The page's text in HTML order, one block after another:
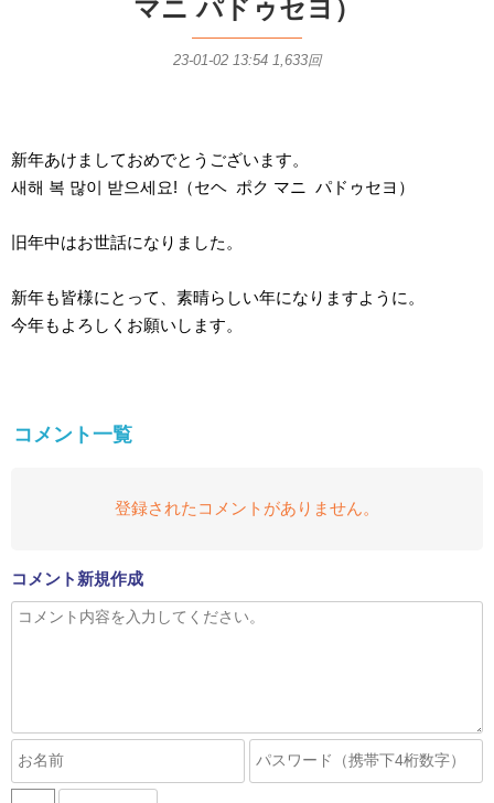
マニ パドゥセヨ）
23-01-02 13:54 1,633回
新年あけましておめでとうございます。
새해 복 많이 받으세요!（セヘ ポク マニ パドゥセヨ）
旧年中はお世話になりました。
新年も皆様にとって、素晴らしい年になりますように。
今年もよろしくお願いします。
コメント一覧
登録されたコメントがありません。
コメント新規作成